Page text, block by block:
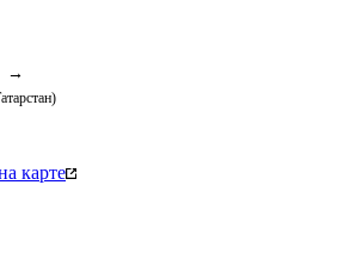
→
карте